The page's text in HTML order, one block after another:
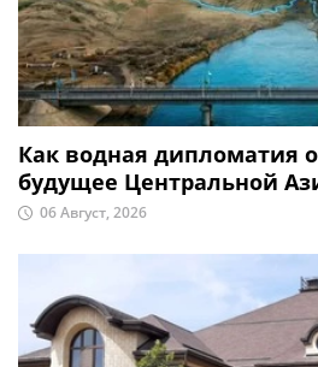
Как водная дипломатия
будущее Центральной
06 Август, 2026